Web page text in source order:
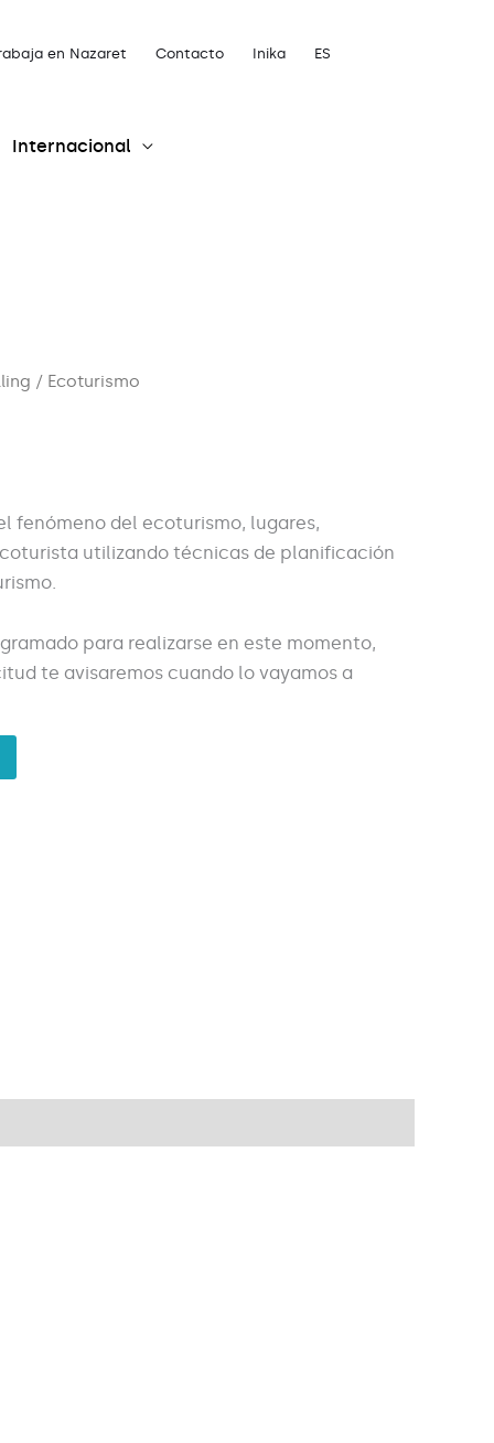
en Nazaret Contacto Inika ES
Internacional
/ Ecoturismo
fenómeno del ecoturismo, lugares,
utilizando técnicas de planificación
para realizarse en este momento,
te avisaremos cuando lo vayamos a